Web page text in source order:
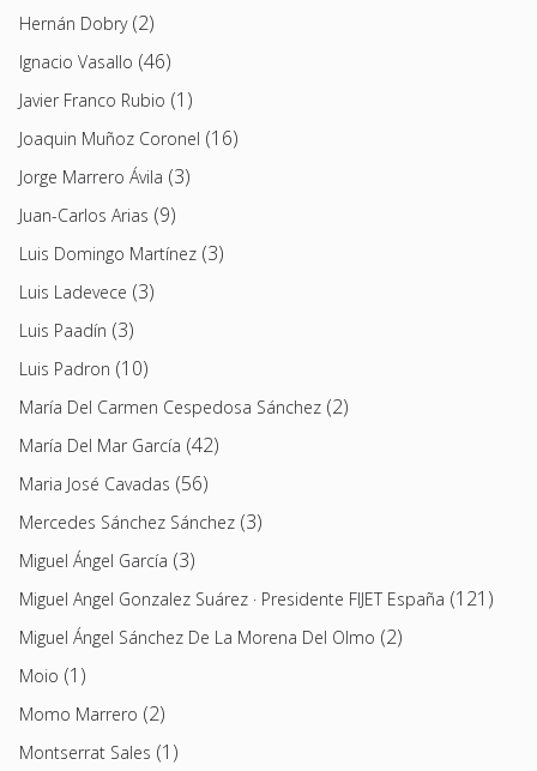
Hernán Dobry(2)
Ignacio Vasallo (46)
Javier Franco Rubio (1)
Joaquin Muñoz Coronel (16)
Jorge Marrero Ávila (3)
Juan-Carlos Arias (9)
Luis Domingo Martínez (3)
Luis Ladevece (3)
Luis Paadín (3)
Luis Padron (10)
María Del Carmen Cespedosa Sánchez (2)
María Del Mar García (42)
Maria José Cavadas (56)
Mercedes Sánchez Sánchez (3)
Miguel Ángel García (3)
Miguel Angel Gonzalez Suárez · Presidente FIJET España (121)
Miguel Ángel Sánchez De La Morena Del Olmo (2)
Moio (1)
Momo Marrero (2)
Montserrat Sales (1)